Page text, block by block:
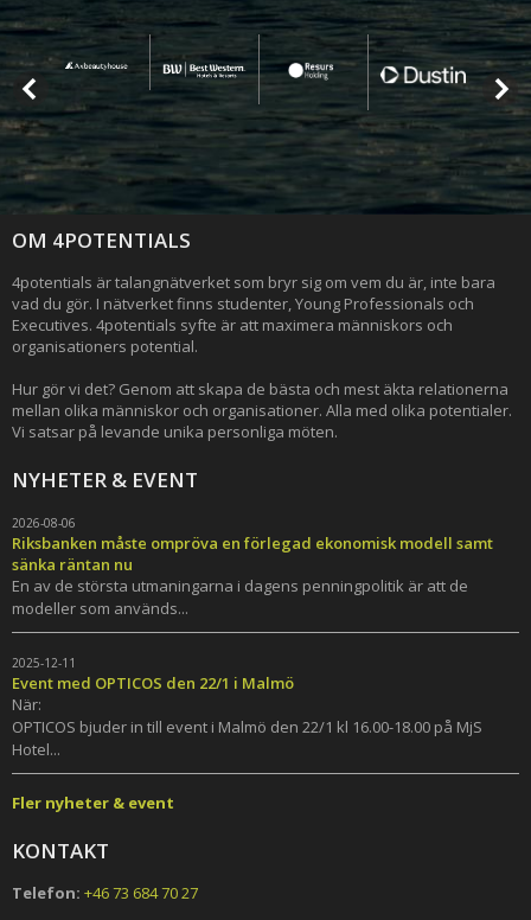
OM 4POTENTIALS
4potentials är talangnätverket som bryr sig om vem du är, inte bara
vad du gör. I nätverket finns studenter, Young Professionals och
Executives. 4potentials syfte är att maximera människors och
organisationers potential.
Hur gör vi det? Genom att skapa de bästa och mest äkta relationerna
mellan olika människor och organisationer. Alla med olika potentialer.
Vi satsar på levande unika personliga möten.
NYHETER & EVENT
2026-08-06
Riksbanken måste ompröva en förlegad ekonomisk modell samt
sänka räntan nu
En av de största utmaningarna i dagens penningpolitik är att de
modeller som används...
2025-12-11
Event med OPTICOS den 22/1 i Malmö
När:
OPTICOS bjuder in till event i Malmö den 22/1 kl 16.00-18.00 på MjS
Hotel...
Fler nyheter & event
KONTAKT
Telefon: +46 73 684 70 27